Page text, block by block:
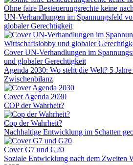
Ohne faire Besteuerungsrechte keine
UN-Verhandlungen im Spannungsfeld
globaler Gerechtigkeit
Cover UN-Verhandlungen im
und globaler Gerechtigkeit
Agenda 2030: Wo steht die Welt? 5
Zwischenbilanz
Cover Agenda 2030
COP der Wahrheit?
Cop der Wahrheit?
Nachhaltige Entwicklung im Schatten
Cover G7 und G20
Soziale Entwicklung nach dem Zweiten